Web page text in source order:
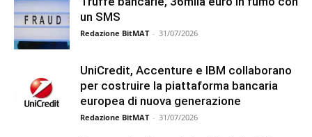
un SMS
Redazione BitMAT - 31/07/2026
UniCredit, Accenture e IBM collaborano
per costruire la piattaforma bancaria
europea di nuova generazione
Redazione BitMAT - 31/07/2026